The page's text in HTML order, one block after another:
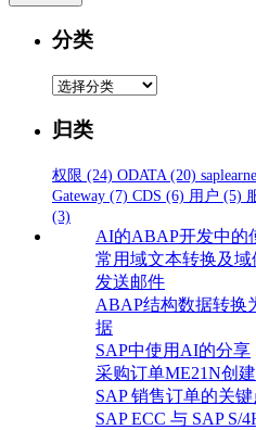
分类
分
归类
权限 (24) ODATA (20)
Gateway (7) CDS (6) 用户 (5)
(3)
AI的ABAP开发中的
常用域文本转换及域
发送邮件
ABAP结构数据转换
据
SAP中使用AI的分享
采购订单ME21N创
SAP 销售订单的关
SAP ECC 与 SAP S/